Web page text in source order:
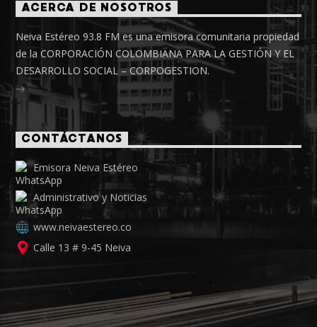
ACERCA DE NOSOTROS
Neiva Estéreo 93.8 FM es una emisora comunitaria propiedad
de la CORPORACIÓN COLOMBIANA PARA LA GESTIÓN Y EL
DESARROLLO SOCIAL – CORPOGESTION.
CONTÁCTANOS
Emisora Neiva Estéreo
Administrativo y Noticias
www.neivaestereo.co
Calle 13 # 9-45 Neiva